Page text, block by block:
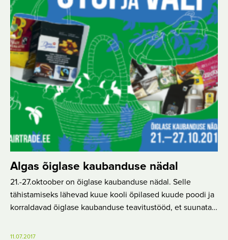
Algas õiglase kaubanduse nädal
21.-27.oktoober on õiglase kaubanduse nädal. Selle
tähistamiseks lähevad kuue kooli õpilased kuude poodi ja
korraldavad õiglase kaubanduse teavitustööd, et suunata…
11.07.2017